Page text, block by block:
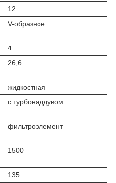
12
V-образное
4
26,6
жидкостная
с турбонаддувом
фильтроэлемент
1500
135